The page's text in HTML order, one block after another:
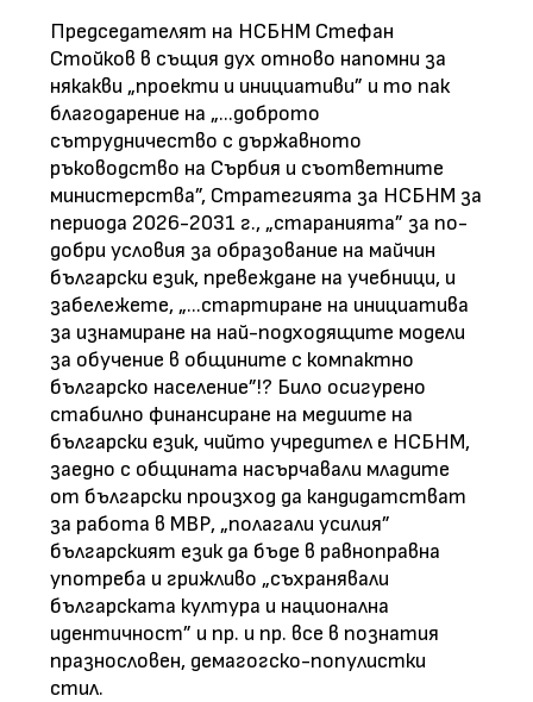
Председателят на НСБНМ Стефан
Стойков в същия дух отново напомни за
някакви „проекти и инициативи” и то пак
благодарение на „...доброто
сътрудничество с държавното
ръководство на Сърбия и съответните
министерства”, Стратегията за НСБНМ за
периода 2026-2031 г., „старанията” за по-
добри условия за образование на майчин
български език, превеждане на учебници, и
забележете, „...стартиране на инициатива
за изнамиране на най-подходящите модели
за обучение в общините с компактно
българско население”!? Било осигурено
стабилно финансиране на медиите на
български език, чийто учредител е НСБНМ,
заедно с общината насърчавали младите
от български произход да кандидатстват
за работа в МВР, „полагали усилия”
българският език да бъде в равноправна
употреба и грижливо „съхранявали
българската култура и национална
идентичност” и пр. и пр. все в познатия
празнословен, демагогско-популистки
стил.